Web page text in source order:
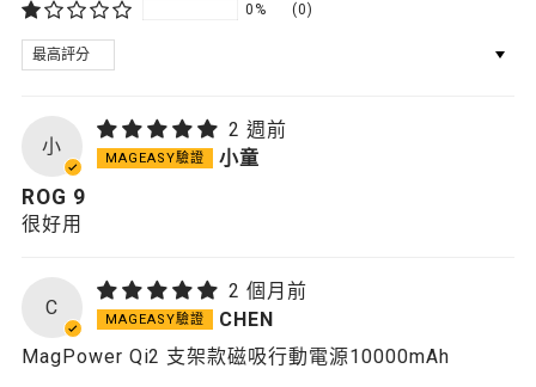
0% (0)
SORT BY
小
2 週前
小童
ROG 9
很好用
C
2 個月前
CHEN
MagPower Qi2 支架款磁吸行動電源10000mAh